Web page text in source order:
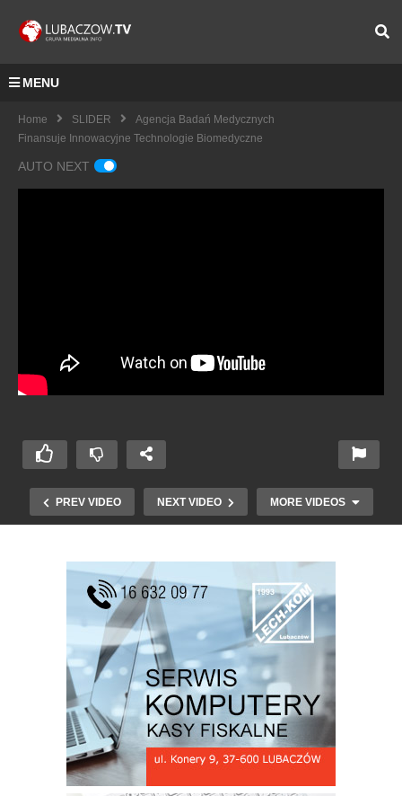
MENU
Home SLIDER
Agencja Badań Medycznych
Finansuje Innowacyjne Technologie Biomedyczne
AUTO NEXT
PREV VIDEO NEXT VIDEO MORE VIDEOS
GIJHARS zaprasza młodzież ze szkół rolniczych
na seminarium nt polskiej prezydencji w UE